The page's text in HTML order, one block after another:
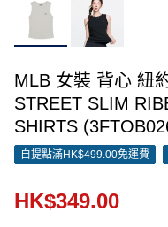
MLB 女裝 背心 紐
STREET SLIM
SHIRTS
自提點滿HK$499.00免運費
HK$349.00